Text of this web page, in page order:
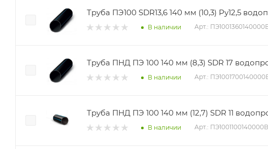
Труба ПЭ100 SDR13,6 140 мм (10,3) Ру12,5
В наличии Арт.:
Труба ПНД ПЭ 100 140 мм (8,3) SDR 17
В наличии Арт.:
Труба ПНД ПЭ 100 140 мм (12,7) SDR 11
В наличии Арт.: ПЭ1001100140000В